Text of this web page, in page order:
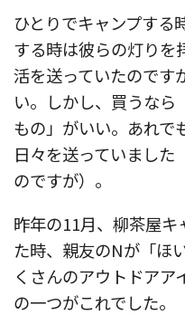
ひとりでキャンプする
する時は彼らの灯りを
活を送っていたのです
い。しかし、買うなら
もの」がいい。あれで
日々を送っていました
のですが）。
昨年の11月、柳茶屋キ
た時、親友のNが「ほ
くさんのアウトドアア
の一つがこれでした。